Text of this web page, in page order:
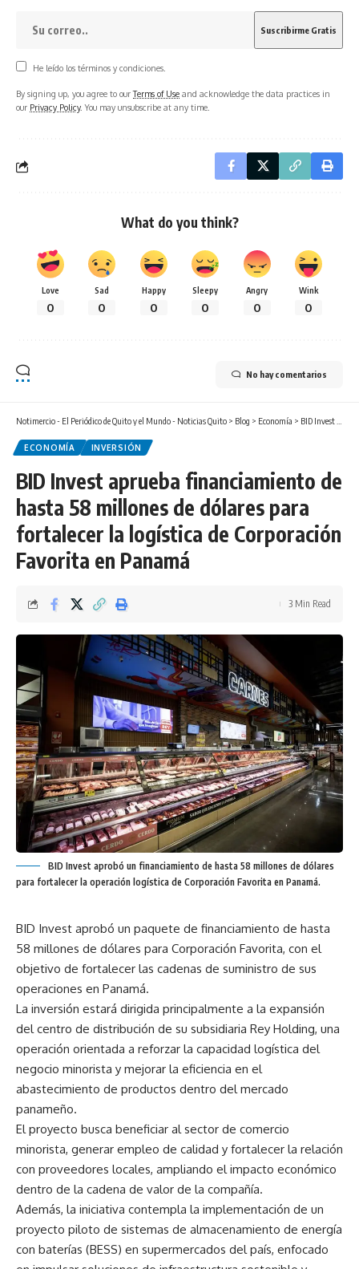
He leído los términos y condiciones.
By signing up, you agree to ourTerms of Use and acknowledge the data practices in
our Privacy Policy. You may unsubscribe at any time.
What do you think?
Love
0
Sad
0
Happy
0
Sleepy
0
Angry
0
Wink
0
No hay comentarios
Notimercio - El Periódico de Quito y el Mundo - Noticias Quito > Blog > Economía > BID Invest aprueba financiamiento de hasta 58 millones de dólares para fortalecer la logística de Corporación Favorita en Panamá
ECONOMÍA INVERSIÓN
BID Invest aprueba financiamiento de
hasta 58 millones de dólares para
fortalecer la logística de Corporación
Favorita en Panamá
3 Min Read
BID Invest aprobó un financiamiento de hasta 58 millones de dólares
para fortalecer la operación logística de Corporación Favorita en Panamá.
BID Invest aprobó un paquete de financiamiento de hasta
58 millones de dólares para Corporación Favorita, con el
objetivo de fortalecer las cadenas de suministro de sus
operaciones en Panamá.
La inversión estará dirigida principalmente a la expansión
del centro de distribución de su subsidiaria Rey Holding, una
operación orientada a reforzar la capacidad logística del
negocio minorista y mejorar la eficiencia en el
abastecimiento de productos dentro del mercado
panameño.
El proyecto busca beneficiar al sector de comercio
minorista, generar empleo de calidad y fortalecer la relación
con proveedores locales, ampliando el impacto económico
dentro de la cadena de valor de la compañía.
Además, la iniciativa contempla la implementación de un
proyecto piloto de sistemas de almacenamiento de energía
con baterías (BESS) en supermercados del país, enfocado